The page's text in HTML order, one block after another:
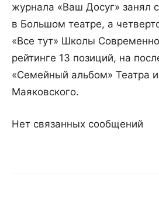
журнала «Ваш Досуг» занял
в Большом театре, а
«Все тут» Школы
рейтинге 13 позиций, на
«Семейный альбом» Театра
Маяковского.
Нет связанных сообщений